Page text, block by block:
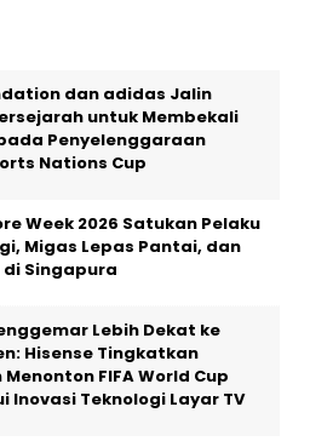
dan adidas Jalin
untuk Membekali
Penyelenggaraan
Nations Cup
Week 2026 Satukan Pelaku
Migas Lepas Pantai, dan
Singapura
Lebih Dekat ke
Hisense Tingkatkan
FIFA World Cup
Inovasi Teknologi Layar TV